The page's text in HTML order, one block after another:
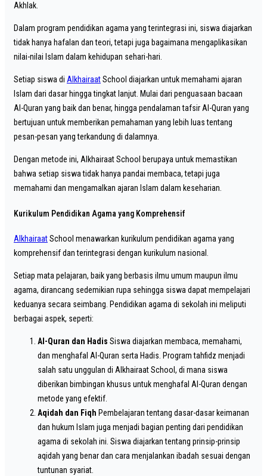
Akhlak.
Dalam program pendidikan agama yang terintegrasi ini, siswa diajarkan
tidak hanya hafalan dan teori, tetapi juga bagaimana mengaplikasikan
nilai-nilai Islam dalam kehidupan sehari-hari.
Setiap siswa di AlkhairaatSchool diajarkan untuk memahami ajaran
Islam dari dasar hingga tingkat lanjut. Mulai dari penguasaan bacaan
Al-Quran yang baik dan benar, hingga pendalaman tafsir Al-Quran yang
bertujuan untuk memberikan pemahaman yang lebih luas tentang
pesan-pesan yang terkandung di dalamnya.
Dengan metode ini, Alkhairaat School berupaya untuk memastikan
bahwa setiap siswa tidak hanya pandai membaca, tetapi juga
memahami dan mengamalkan ajaran Islam dalam keseharian.
Kurikulum Pendidikan Agama yang Komprehensif
AlkhairaatSchool menawarkan kurikulum pendidikan agama yang
komprehensif dan terintegrasi dengan kurikulum nasional.
Setiap mata pelajaran, baik yang berbasis ilmu umum maupun ilmu
agama, dirancang sedemikian rupa sehingga siswa dapat mempelajari
keduanya secara seimbang. Pendidikan agama di sekolah ini meliputi
berbagai aspek, seperti:
Al-Quran dan Hadis Siswa diajarkan membaca, memahami,
dan menghafal Al-Quran serta Hadis. Program tahfidz menjadi
salah satu unggulan di Alkhairaat School, di mana siswa
diberikan bimbingan khusus untuk menghafal Al-Quran dengan
metode yang efektif.
Aqidah dan Fiqh Pembelajaran tentang dasar-dasar keimanan
dan hukum Islam juga menjadi bagian penting dari pendidikan
agama di sekolah ini. Siswa diajarkan tentang prinsip-prinsip
aqidah yang benar dan cara menjalankan ibadah sesuai dengan
tuntunan syariat.